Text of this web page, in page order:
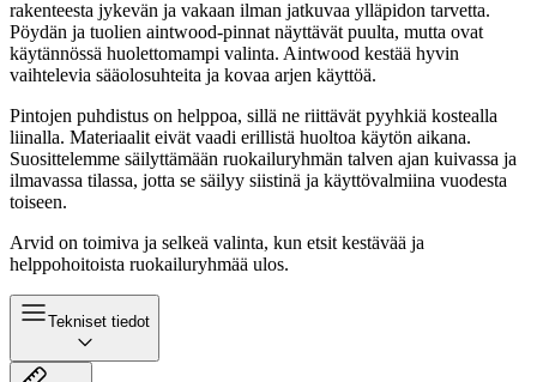
rakenteesta jykevän ja vakaan ilman jatkuvaa ylläpidon tarvetta.
Pöydän ja tuolien aintwood-pinnat näyttävät puulta, mutta ovat
käytännössä huolettomampi valinta. Aintwood kestää hyvin
vaihtelevia sääolosuhteita ja kovaa arjen käyttöä.
Pintojen puhdistus on helppoa, sillä ne riittävät pyyhkiä kostealla
liinalla. Materiaalit eivät vaadi erillistä huoltoa käytön aikana.
Suosittelemme säilyttämään ruokailuryhmän talven ajan kuivassa ja
ilmavassa tilassa, jotta se säilyy siistinä ja käyttövalmiina vuodesta
toiseen.
Arvid on toimiva ja selkeä valinta, kun etsit kestävää ja
helppohoitoista ruokailuryhmää ulos.
Tekniset tiedot